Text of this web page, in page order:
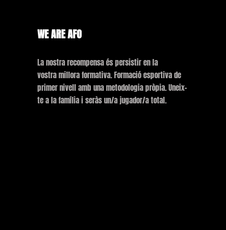
WE ARE AFO
La nostra recompensa és persistir en la
vostra millora formativa. Formació esportiva de
primer nivell amb una metodologia pròpia. Uneix-
te a la família i seràs un/a jugador/a total.